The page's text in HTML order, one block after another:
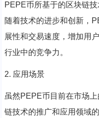
PEPE币所基于的区块链
随着技术的进步和创新，
展性和交易速度，增加用
行业中的竞争力。
2. 应用场景
虽然PEPE币目前在市场
链技术的推广和应用领域